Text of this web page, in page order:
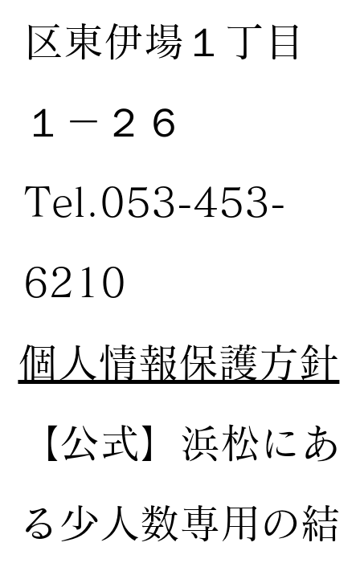
区東伊場１丁目
１－２６
Tel.053-453-
6210
個人情報保護方針
【公式】 浜松にあ
る少人数専用の結